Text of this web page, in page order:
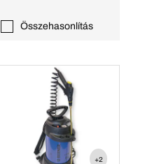
Összehasonlítás
+2